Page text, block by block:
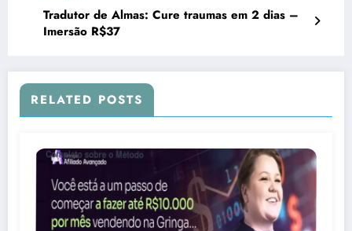
Tradutor de Almas: Cure traumas em 2 dias –
Imersão R$37
RELATED POSTS